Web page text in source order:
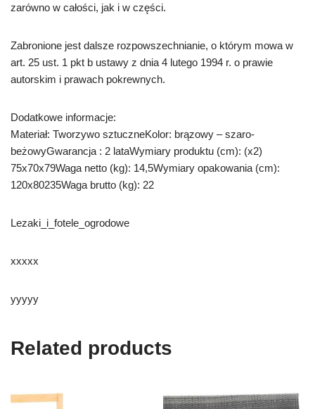
zarówno w całości, jak i w części.
Zabronione jest dalsze rozpowszechnianie, o którym mowa w
art. 25 ust. 1 pkt b ustawy z dnia 4 lutego 1994 r. o prawie
autorskim i prawach pokrewnych.
Dodatkowe informacje:
Materiał: Tworzywo sztuczneKolor: brązowy – szaro-
beżowyGwarancja : 2 lataWymiary produktu (cm): (x2)
75x70x79Waga netto (kg): 14,5Wymiary opakowania (cm):
120x80235Waga brutto (kg): 22
Lezaki_i_fotele_ogrodowe
xxxxx
yyyyy
Related products